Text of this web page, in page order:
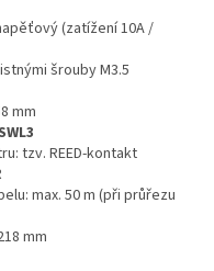
(zatížení 10A /
šrouby M3.5
mm
tzv. REED-kontakt
max. 50 m (při průřezu
mm